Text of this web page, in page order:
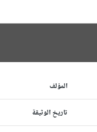
المؤلف
تاريخ الوثيقة